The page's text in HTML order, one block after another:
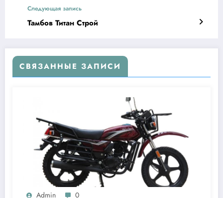
Следующая запись
Тамбов Титан Строй
СВЯЗАННЫЕ ЗАПИСИ
Admin 0